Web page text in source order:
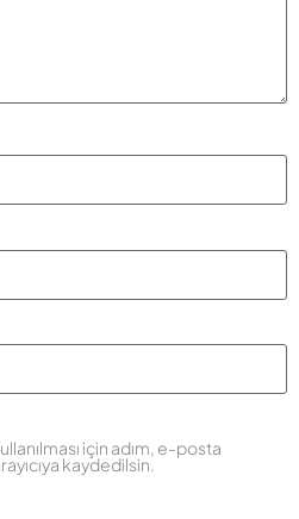
için adım, e-posta
kaydedilsin.